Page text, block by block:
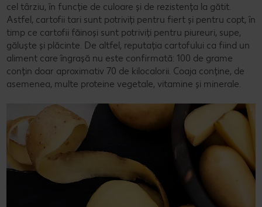
cel târziu, în funcție de culoare și de rezistența la gătit.
Astfel, cartofii tari sunt potriviți pentru fiert și pentru copt, în
timp ce cartofii făinoși sunt potriviți pentru piureuri, supe,
găluște și plăcinte. De altfel, reputația cartofului ca fiind un
aliment care îngrașă nu este confirmată: 100 de grame
conțin doar aproximativ 70 de kilocalorii. Coaja conține, de
asemenea, multe proteine vegetale, vitamine și minerale.